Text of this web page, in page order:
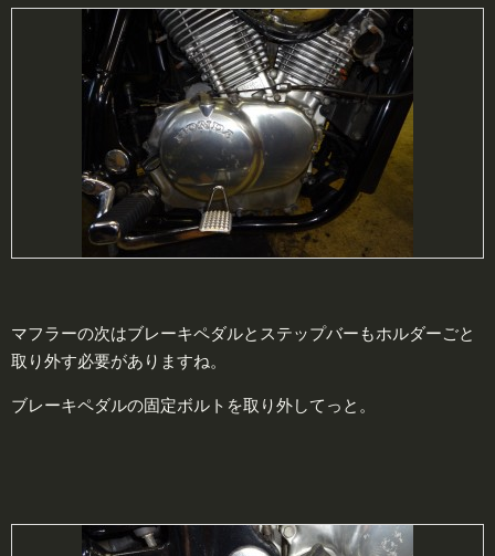
マフラーの次はブレーキペダルとステップバーもホルダーごと
取り外す必要がありますね。
ブレーキペダルの固定ボルトを取り外してっと。